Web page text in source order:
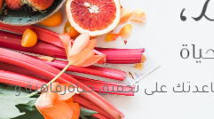
على تحقيق حياةرفاهية و